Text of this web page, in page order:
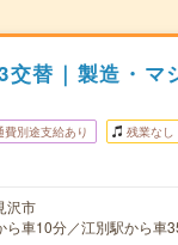
交替｜製造・マ
費別途支給あり 残業なし
沢市
ら車10分／江別駅から車